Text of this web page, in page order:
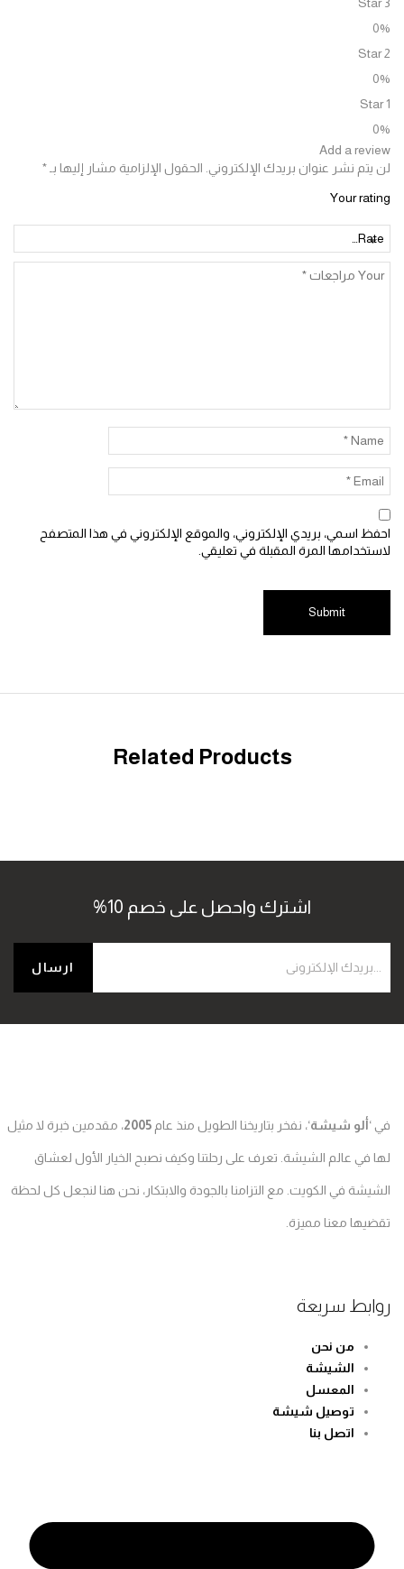
Add a
نشر عنوان بريدك الإلكتروني. الحقول الإلزامية مشار إليها بـ*
Your
اسمي، بريدي الإلكتروني، والموقع الإلكتروني في هذا المتصفح
المرة المقبلة في تعليقي.
Related Products
اشترك واحصل على خصم 10%
ألو شيشة‘، نفخر بتاريخنا الطويل منذ عام2005 ، مقدمين خبرة لا مثيل
في عالم الشيشة. تعرف على رحلتنا وكيف نصبح الخيار الأول لعشاق
في الكويت. مع التزامنا بالجودة والابتكار، نحن هنا لنجعل كل لحظة
معنا مميزة.
سريعة
من نحن
الشيشة
المعسل
توصيل شيشة
اتصل بنا